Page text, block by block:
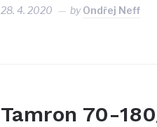
28. 4. 2020 byOndřej Neff
Tamron 70-